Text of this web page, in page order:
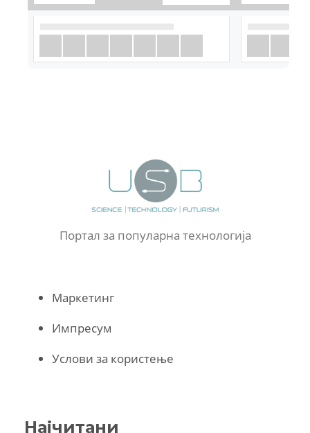
Портал за популарна технологија
Маркетинг
Импресум
Услови за користење
Најчитани